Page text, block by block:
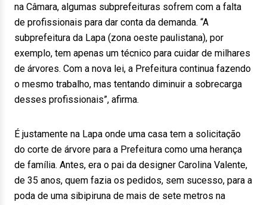
na Câmara, algumas subprefeituras sofrem com a falta
de profissionais para dar conta da demanda. “A
subprefeitura da Lapa (zona oeste paulistana), por
exemplo, tem apenas um técnico para cuidar de milhares
de árvores. Com a nova lei, a Prefeitura continua fazendo
o mesmo trabalho, mas tentando diminuir a sobrecarga
desses profissionais”, afirma.
É justamente na Lapa onde uma casa tem a solicitação
do corte de árvore para a Prefeitura como uma herança
de família. Antes, era o pai da designer Carolina Valente,
de 35 anos, quem fazia os pedidos, sem sucesso, para a
poda de uma sibipiruna de mais de sete metros na